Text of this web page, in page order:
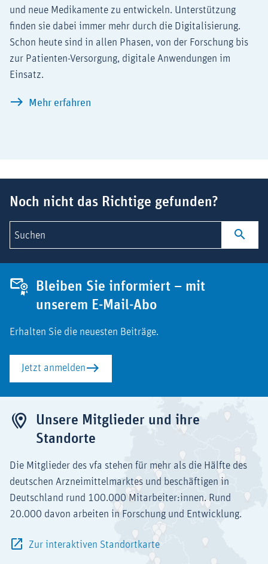
und neue Medikamente zu entwickeln. Unterstützung
finden sie dabei immer mehr durch die Digitalisierung.
Schon heute sind in allen Phasen, von der Forschung bis
zur Patienten-Versorgung, digitale Anwendungen im
Einsatz.
Mehr erfahren
Noch nicht das Richtige gefunden?
Suchen
Bleiben Sie informiert – mit
unserem E-Mail-Abo
Erhalten Sie die neuesten Beiträge.
Jetzt anmelden
Unsere Mitglieder und ihre
Standorte
Die Mitglieder des vfa stehen für mehr als die Hälfte des
deutschen Arzneimittelmarktes und beschäftigen in
Deutschland rund 100.000 Mitarbeiter:innen. Rund
20.000 davon arbeiten in Forschung und Entwicklung.
Zur interaktiven Standortkarte